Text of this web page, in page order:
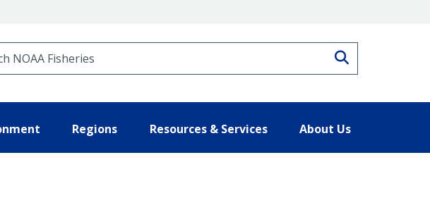
Regions Resources & Services About Us